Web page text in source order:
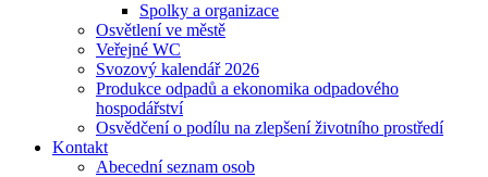
Spolky a organizace
Osvětlení ve městě
Veřejné WC
Svozový kalendář 2026
Produkce odpadů a ekonomika odpadového
hospodářství
Osvědčení o podílu na zlepšení životního prostředí
Kontakt
Abecední seznam osob